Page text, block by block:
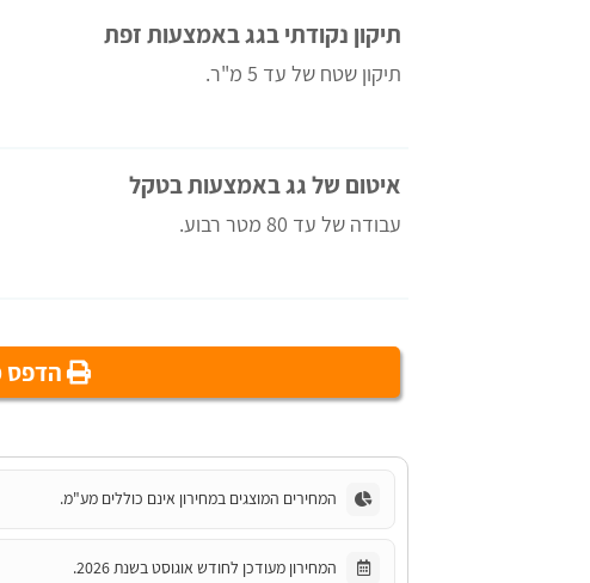
תיקון נקודתי בגג באמצעות זפת
תיקון שטח של עד 5 מ"ר.
איטום של גג באמצעות בטקל
עבודה של עד 80 מטר רבוע.
הדפס
המחירים המוצגים במחירון אינם כוללים מע"מ.
המחירון מעודכן לחודש אוגוסט בשנת 2026.